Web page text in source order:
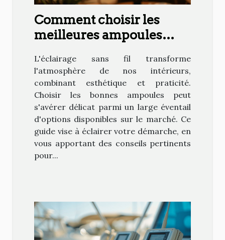
Comment choisir les
meilleures ampoules
intérieur
L'éclairage sans fil transforme
l'atmosphère de nos intérieurs,
combinant esthétique et praticité.
Choisir les bonnes ampoules peut
s'avérer délicat parmi un large éventail
d'options disponibles sur le marché. Ce
guide vise à éclairer votre démarche, en
vous apportant des conseils pertinents
pour...